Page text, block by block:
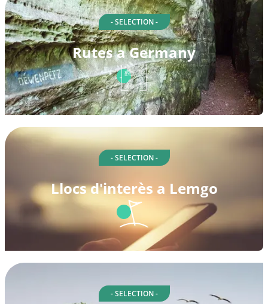
- SELECTION -
Rutes a Germany
- SELECTION -
Llocs d'interès a Lemgo
- SELECTION -